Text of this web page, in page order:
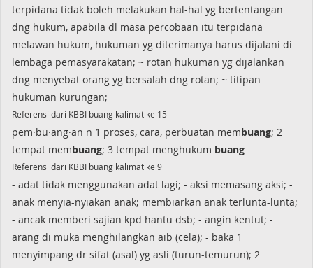
terpidana tidak boleh melakukan hal-hal yg bertentangan
dng hukum, apabila dl masa percobaan itu terpidana
melawan hukum, hukuman yg diterimanya harus dijalani di
lembaga pemasyarakatan; ~ rotan hukuman yg dijalankan
dng menyebat orang yg bersalah dng rotan; ~ titipan
hukuman kurungan;
Referensi dari KBBI buang kalimat ke 15
pem·bu·ang·an n 1 proses, cara, perbuatan membuang; 2
tempat membuang; 3 tempat menghukum buang
Referensi dari KBBI buang kalimat ke 9
- adat tidak menggunakan adat lagi; - aksi memasang aksi; -
anak menyia-nyiakan anak; membiarkan anak terlunta-lunta;
- ancak memberi sajian kpd hantu dsb; - angin kentut; -
arang di muka menghilangkan aib (cela); - baka 1
menyimpang dr sifat (asal) yg asli (turun-temurun); 2